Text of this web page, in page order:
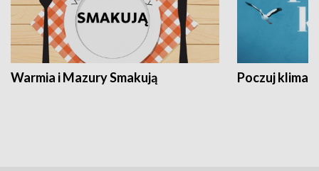
Warmia i Mazury Smakują Poczuj klimat